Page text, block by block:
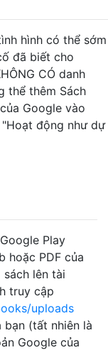
hình có thể sớm
đã biết cho
CÓ danh
thể thêm Sách
Google vào
động như dự
Play
hoặc PDF của
lên tài
truy cập
uploads
(tất nhiên là
Google của